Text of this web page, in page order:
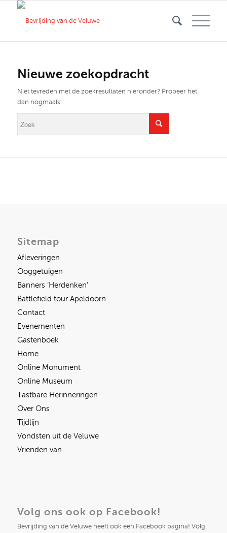
Nieuwe zoekopdracht
Niet tevreden met de zoekresultaten hieronder? Probeer het
dan nogmaals:
Sitemap
Afleveringen
Ooggetuigen
Banners ‘Herdenken’
Battlefield tour Apeldoorn
Contact
Evenementen
Gastenboek
Home
Online Monument
Online Museum
Tastbare Herinneringen
Over Ons
Tijdlijn
Vondsten uit de Veluwe
Vrienden van…
Volg ons ook op Facebook!
Bevrijding van de Veluwe heeft ook een Facebook pagina! Volg